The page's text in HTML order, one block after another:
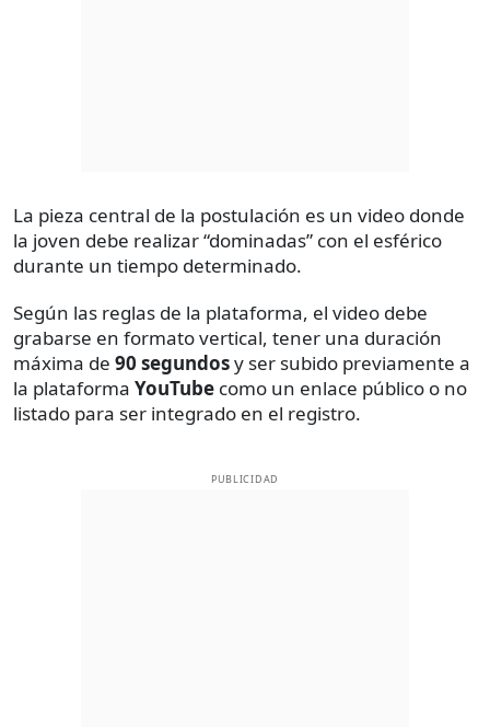
La pieza central de la postulación es un video donde
la joven debe realizar “dominadas” con el esférico
durante un tiempo determinado.
Según las reglas de la plataforma, el video debe
grabarse en formato vertical, tener una duración
máxima de 90 segundosy ser subido previamente a
la plataforma YouTube como un enlace público o no
listado para ser integrado en el registro.
PUBLICIDAD